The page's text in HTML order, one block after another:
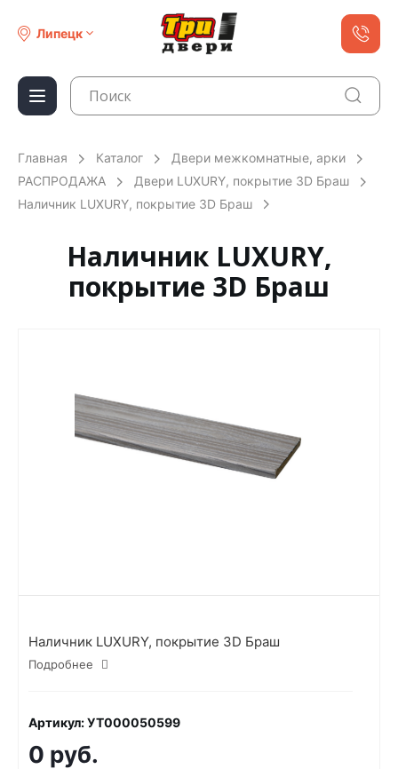
Липецк
Главная Каталог
Двери межкомнатные, арки
РАСПРОДАЖА
Двери LUXURY, покрытие 3D Браш
Наличник LUXURY, покрытие 3D Браш
Наличник LUXURY,
покрытие 3D Браш
Наличник LUXURY, покрытие 3D Браш
Подробнее
Артикул: УТ000050599
0 руб.